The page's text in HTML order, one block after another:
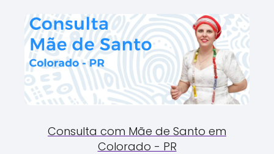
Consulta com Mãe de Santo em
Colorado - PR